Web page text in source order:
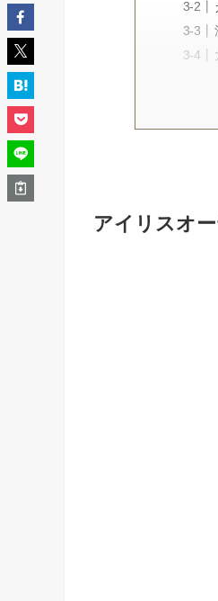
アイリスオ